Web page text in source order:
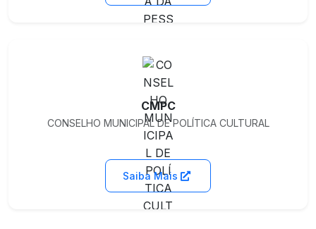
CMPC
CONSELHO MUNICIPAL DE POLÍTICA CULTURAL
Saiba Mais